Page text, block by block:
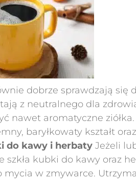
dobrze sprawdzają się
z neutralnego dla
nawet aromatyczne
baryłkowaty kształt
do kawy i herbaty Jeżeli
kubki do kawy oraz
w zmywarce.